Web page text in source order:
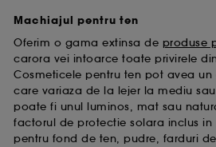
Machiajul pentru ten
Oferim o gama extinsa de produse
carora vei intoarce toate privirele
Cosmeticele pentru ten pot avea
care variaza de la lejer la mediu
poate fi unul luminos, mat sau
factorul de protectie solara inclus in
pentru fond de ten, pudre, farduri